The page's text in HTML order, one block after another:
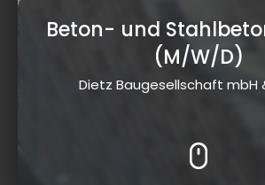
Beton- und
(M/W/D)
Dietz Baugesellschaft mbH